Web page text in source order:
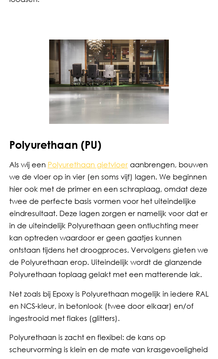
Polyurethaan (PU)
Als wij een Polyurethaan gietvloeraanbrengen, bouwen
we de vloer op in vier (en soms vijf) lagen. We beginnen
hier ook met de primer en een schraplaag, omdat deze
twee de perfecte basis vormen voor het uiteindelijke
eindresultaat. Deze lagen zorgen er namelijk voor dat er
in de uiteindelijk Polyurethaan geen ontluchting meer
kan optreden waardoor er geen gaatjes kunnen
ontstaan tijdens het droogproces. Vervolgens gieten we
de Polyurethaan erop. Uiteindelijk wordt de glanzende
Polyurethaan toplaag gelakt met een matterende lak.
Net zoals bij Epoxy is Polyurethaan mogelijk in iedere RAL
en NCS-kleur, in betonlook (twee door elkaar) en/of
ingestrooid met flakes (glitters).
Polyurethaan is zacht en flexibel: de kans op
scheurvorming is klein en de mate van krasgevoeligheid